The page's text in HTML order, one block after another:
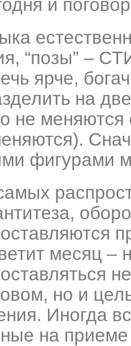
и
“позы” –
ярче,
на
не
фигурами
месяц –
но и
Иногда
на